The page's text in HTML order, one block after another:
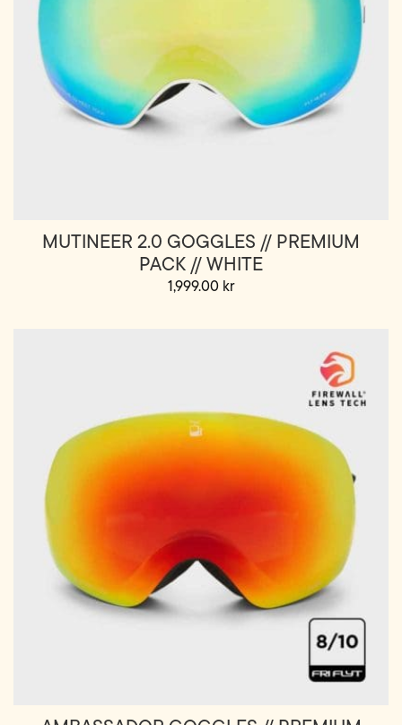
MUTINEER 2.0 GOGGLES // PREMIUM
PACK // WHITE
1,999.00 kr